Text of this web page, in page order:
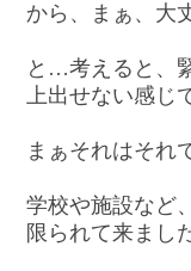
から、まぁ、大
と…考えると、
上出せない感じ
まぁそれはそ
学校や施設など
限られて来まし